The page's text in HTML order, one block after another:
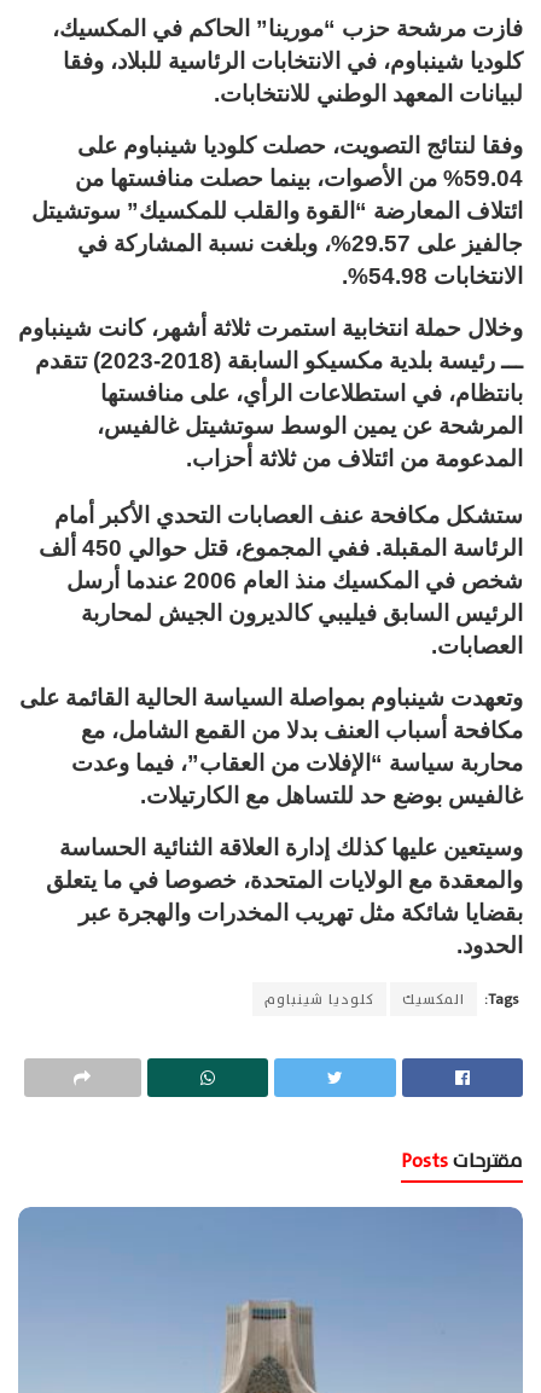
فازت مرشحة حزب “مورينا” الحاكم في المكسيك،
كلوديا شينباوم، في الانتخابات الرئاسية للبلاد، وفقا
لبيانات المعهد الوطني للانتخابات.
وفقا لنتائج التصويت، حصلت كلوديا شينباوم على
59.04% من الأصوات، بينما حصلت منافستها من
ائتلاف المعارضة “القوة والقلب للمكسيك” سوتشيتل
جالفيز على 29.57%، وبلغت نسبة المشاركة في
الانتخابات 54.98%.
وخلال حملة انتخابية استمرت ثلاثة أشهر، كانت شينباوم
ـــ رئيسة بلدية مكسيكو السابقة (2018-2023) تتقدم
بانتظام، في استطلاعات الرأي، على منافستها
المرشحة عن يمين الوسط سوتشيتل غالفيس،
المدعومة من ائتلاف من ثلاثة أحزاب.
ستشكل مكافحة عنف العصابات التحدي الأكبر أمام
الرئاسة المقبلة. ففي المجموع، قتل حوالي 450 ألف
شخص في المكسيك منذ العام 2006 عندما أرسل
الرئيس السابق فيليبي كالديرون الجيش لمحاربة
العصابات.
وتعهدت شينباوم بمواصلة السياسة الحالية القائمة على
مكافحة أسباب العنف بدلا من القمع الشامل، مع
محاربة سياسة “الإفلات من العقاب”، فيما وعدت
غالفيس بوضع حد للتساهل مع الكارتيلات.
وسيتعين عليها كذلك إدارة العلاقة الثنائية الحساسة
والمعقدة مع الولايات المتحدة، خصوصا في ما يتعلق
بقضايا شائكة مثل تهريب المخدرات والهجرة عبر
الحدود.
Tags: المكسيك كلوديا شينباوم
مقترحات